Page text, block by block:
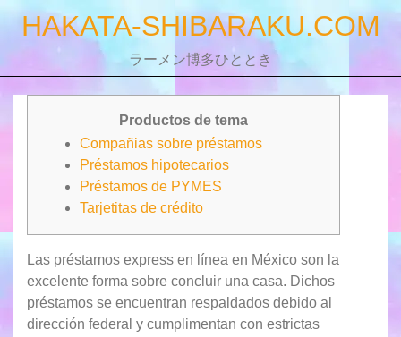
HAKATA-SHIBARAKU.COM
ラーメン博多ひととき
Productos de tema
Compañias sobre préstamos
Préstamos hipotecarios
Préstamos de PYMES
Tarjetitas de crédito
Las préstamos express en línea en México son la
excelente forma sobre concluir una casa. Dichos
préstamos se encuentran respaldados debido al
dirección federal y cumplimentan con estrictas